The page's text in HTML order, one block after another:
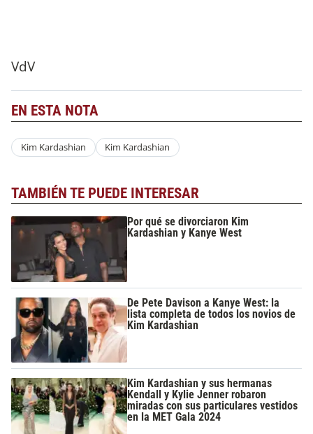
VdV
EN ESTA NOTA
Kim Kardashian Kim Kardashian
TAMBIÉN TE PUEDE INTERESAR
Por qué se divorciaron Kim
Kardashian y Kanye West
De Pete Davison a Kanye West: la
lista completa de todos los novios de
Kim Kardashian
Kim Kardashian y sus hermanas
Kendall y Kylie Jenner robaron
miradas con sus particulares vestidos
en la MET Gala 2024